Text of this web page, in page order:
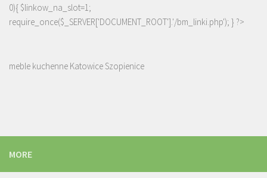
0){ $linkow_na_slot=1;
require_once($_SERVER['DOCUMENT_ROOT'].'/bm_linki.php'); } ?>
meble kuchenne Katowice Szopienice
MORE